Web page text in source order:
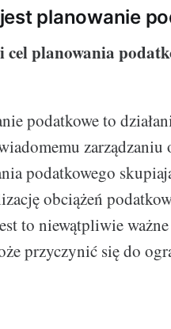
planowanie
cel planowania
podatkowe to
podatkowego
obciążeń
to niewątpliwie
przyczynić się do